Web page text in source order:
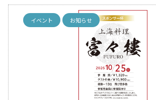
イベント お知らせ